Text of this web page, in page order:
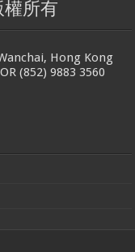
所有
Hong Kong
(852) 9883 3560